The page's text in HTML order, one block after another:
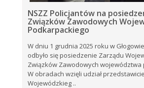
NSZZ Policjantów na
Związków Zawodowych
Podkarpackiego
W dniu 1 grudnia 2025 roku w
odbyło się posiedzenie Zarządu
Związków Zawodowych województwa
W obradach wzięli udział
Wojewódzkieg ..